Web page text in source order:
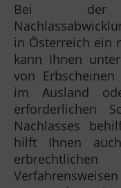
Bei der
in Österreich ein
kann Ihnen
von
im Ausland
erforderlichen
Nachlasses
hilft Ihnen